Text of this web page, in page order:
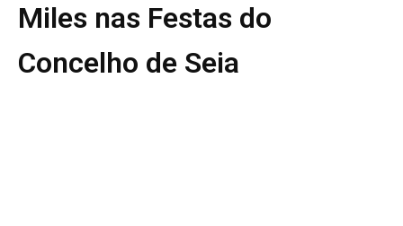
ATUALIDADE
REGIÃO
Miles nas Festas do
Concelho de Seia